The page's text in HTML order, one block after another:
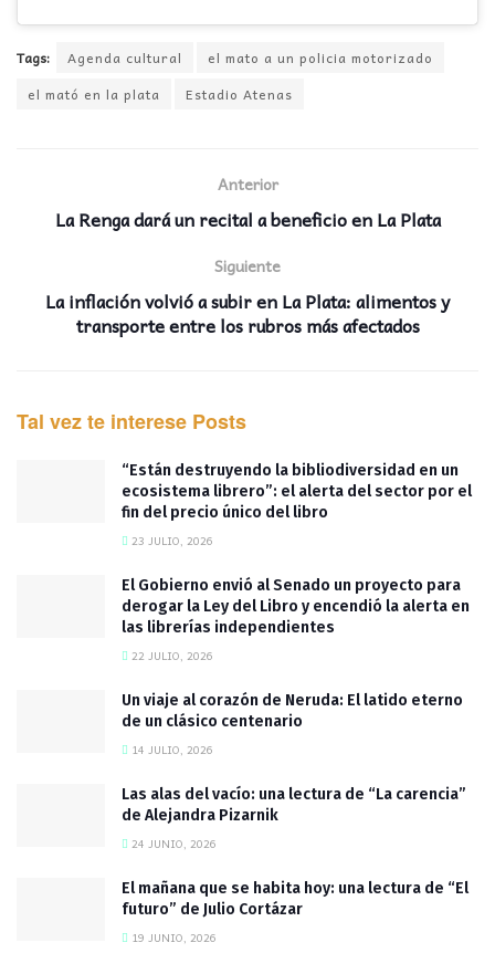
Tags: Agenda cultural
el mato a un policia motorizado
el mató en la plata
Estadio Atenas
Anterior
La Renga dará un recital a beneficio en La Plata
Siguiente
La inflación volvió a subir en La Plata: alimentos y
transporte entre los rubros más afectados
Tal vez te interese Posts
“Están destruyendo la bibliodiversidad en un
ecosistema librero”: el alerta del sector por el
fin del precio único del libro
23 JULIO, 2026
El Gobierno envió al Senado un proyecto para
derogar la Ley del Libro y encendió la alerta en
las librerías independientes
22 JULIO, 2026
Un viaje al corazón de Neruda: El latido eterno
de un clásico centenario
14 JULIO, 2026
Las alas del vacío: una lectura de “La carencia”
de Alejandra Pizarnik
24 JUNIO, 2026
El mañana que se habita hoy: una lectura de “El
futuro” de Julio Cortázar
19 JUNIO, 2026